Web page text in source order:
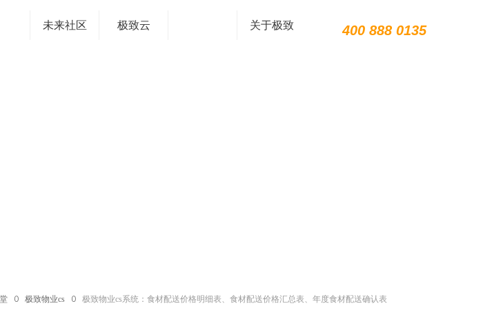
未来社区 极致云 关于极致 400 888 0135
ꄲ 极致物业cs ꄲ 极致物业cs系统：食材配送价格明细表、食材配送价格汇总表、年度食材配送确认表